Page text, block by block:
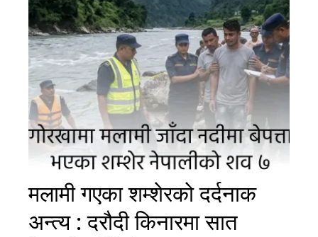
मलामी गएका शम्शेरको दर्दनाक
अन्त्य : दरौदी किनारमा सात